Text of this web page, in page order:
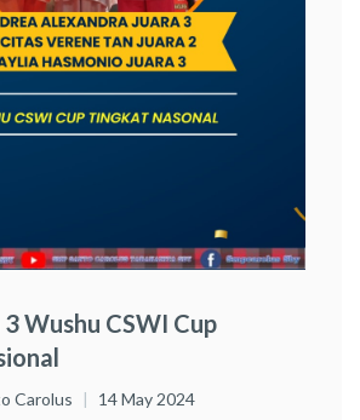
Wushu CSWI Cup
Carolus
14 May 2024